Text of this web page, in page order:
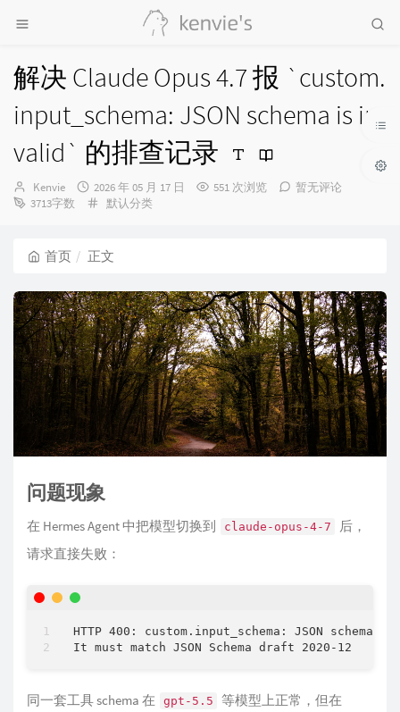
解决 Claude Opus 4.7 报 `custom.
input_schema: JSON schema is in
valid` 的排查记录
博
主：
Kenvie
发
布
2026 年 05 月 17 日 551 次浏览
暂无评论
3713字数
分
默认分类
首页 正文
问题现象
在 Hermes Agent 中把模型切换到 claude-opus-4-7
后，
请求直接失败：
HTTP 400: custom.input_schema: JSON schema
同一套工具 schema 在 gpt-5.5
等模型上正常，但在